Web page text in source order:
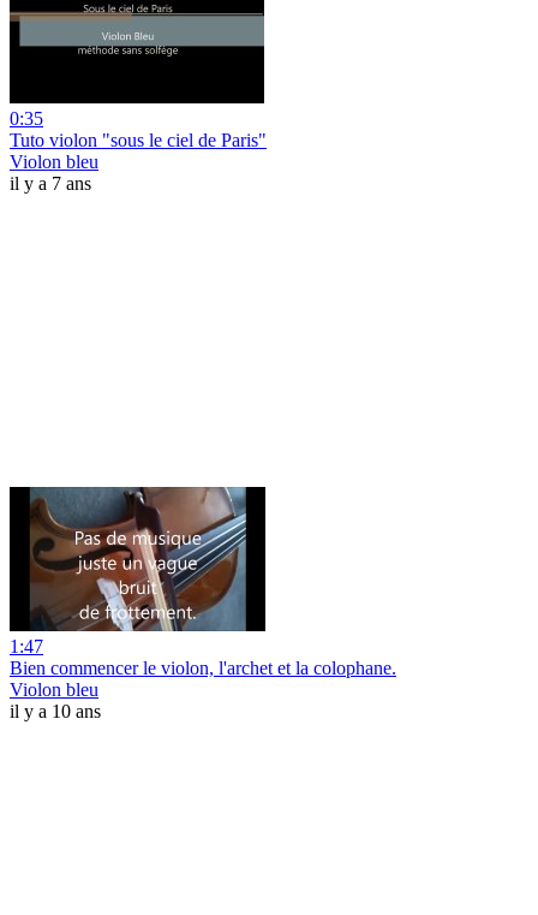
0:35
Tuto violon "sous le ciel de Paris"
Violon bleu
il y a 7 ans
1:47
Bien commencer le violon, l'archet et la colophane.
Violon bleu
il y a 10 ans